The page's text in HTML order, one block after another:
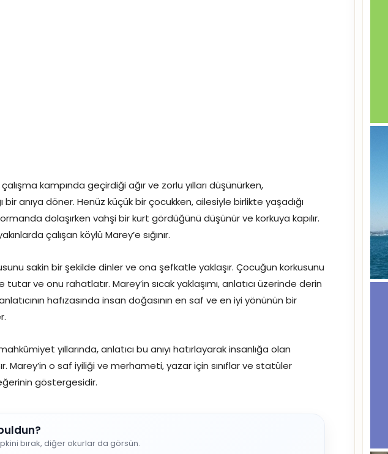
çalışma kampında geçirdiği ağır ve zorlu yılları düşünürken,
bir anıya döner. Henüz küçük bir çocukken, ailesiyle birlikte yaşadığı
dolaşırken vahşi bir kurt gördüğünü düşünür ve korkuya kapılır.
çalışan köylü Marey’e sığınır.
sakin bir şekilde dinler ve ona şefkatle yaklaşır. Çocuğun korkusunu
tutar ve onu rahatlatır. Marey’in sıcak yaklaşımı, anlatıcı üzerinde derin
hafızasında insan doğasının en saf ve en iyi yönünün bir
yıllarında, anlatıcı bu anıyı hatırlayarak insanlığa olan
Marey’in o saf iyiliği ve merhameti, yazar için sınıflar ve statüler
göstergesidir.
bırak, diğer okurlar da görsün.